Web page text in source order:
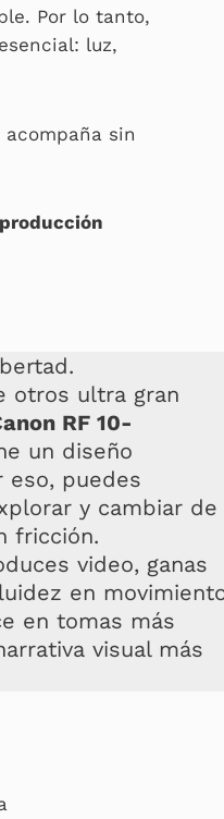
Por lo tanto,
luz,
sin
otros ultra gran
RF 10-
un diseño
eso, puedes
y cambiar de
fricción.
video, ganas
en
en tomas más
visual más